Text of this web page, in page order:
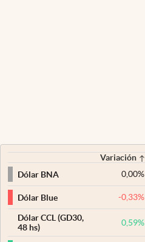
Variación
Dólar BNA
0,00%
Dólar Blue -0,33%
Dólar CCL (GD30,
48 hs)
0,59%